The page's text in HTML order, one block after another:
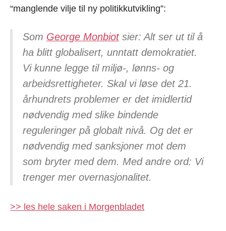
“manglende vilje til ny politikkutvikling”:
Som George Monbiotsier: Alt ser ut til å
ha blitt globalisert, unntatt demokratiet.
Vi kunne legge til miljø-, lønns- og
arbeidsrettigheter. Skal vi løse det 21.
århundrets problemer er det imidlertid
nødvendig med slike bindende
reguleringer på globalt nivå. Og det er
nødvendig med sanksjoner mot dem
som bryter med dem. Med andre ord: Vi
trenger mer overnasjonalitet.
>> les hele saken i Morgenbladet